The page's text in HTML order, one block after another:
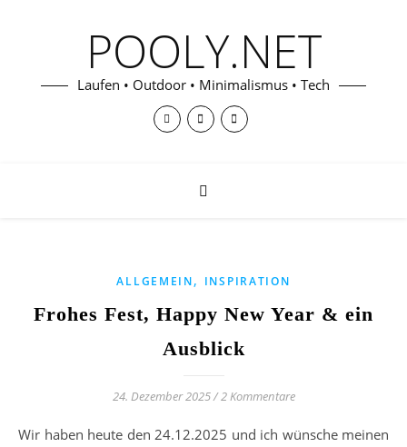
POOLY.NET
Laufen • Outdoor • Minimalismus • Tech
ALLGEMEIN, INSPIRATION
Frohes Fest, Happy New Year & ein
Ausblick
24. Dezember 2025/2 Kommentare
Wir haben heute den 24.12.2025 und ich wünsche meinen